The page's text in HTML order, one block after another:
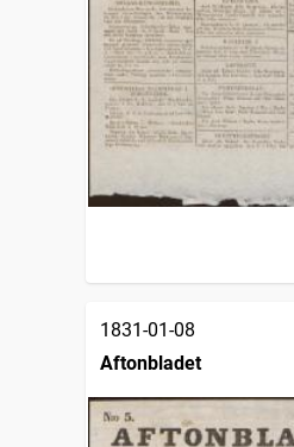
1831-01-08
Aftonbladet